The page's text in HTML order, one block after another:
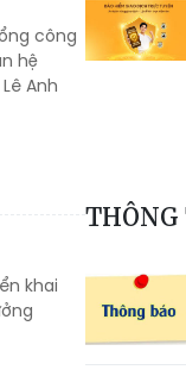
công
hệ
Anh
khai
THÔNG